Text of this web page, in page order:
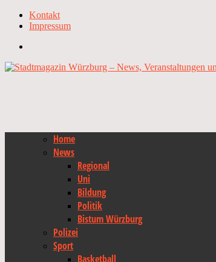
Kontakt
Impressum
Home
News
Regional
Uni
Bildung
Politik
Bistum Würzburg
Polizei
Sport
Basketball